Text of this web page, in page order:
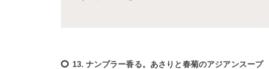
13. ナンプラー香る。あさりと春菊のアジアンスープ